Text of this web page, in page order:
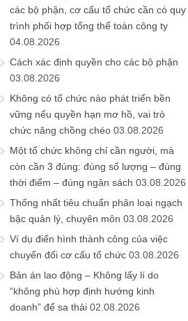
các bộ phận, cơ cấu tổ chức cần có quy
trình phối hợp tổng thể toàn công ty
04.08.2026
Cách xác định quyền cho các bộ phận
03.08.2026
Không có tổ chức nào phát triển bền
vững nếu quyền hạn mơ hồ, vai trò
chức năng chồng chéo 03.08.2026
Một tổ chức không chỉ cần người, mà
còn cần 3 đúng: đúng số lượng – đúng
thời điểm – đúng ngân sách 03.08.2026
Thống nhất tiêu chuẩn phân loại ngạch
bậc quản lý, chuyên môn 03.08.2026
Ví dụ điển hình thành công của việc
chuyển đổi cơ cấu tổ chức 03.08.2026
Bản án lao động – Không lấy lí do
“không phù hợp định hướng kinh
doanh” để sa thải 02.08.2026